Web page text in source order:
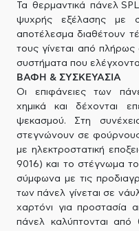
Τα θερμαντικά πάνελ
ψυχρής εξέλασης με
αποτέλεσμα διαθέτουν
τους γίνεται από πλήρως
συστήματα που
ΒΑΦΗ & ΣΥΣΚΕΥΑΣΙΑ
Οι επιφάνειες των
χημικά και δέχονται
ψεκασμού. Στη
στεγνώνουν σε
με ηλεκτροστατική
9016) και το στέγνωμα
σύμφωνα με τις
των πάνελ γίνεται σε
χαρτόνι για προστασία
πάνελ καλύπτονται από